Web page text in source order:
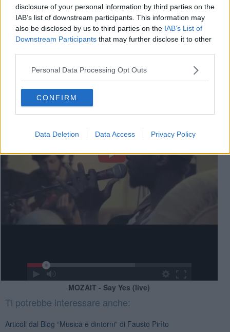
disclosure of your personal information by third parties on the
IAB’s list of downstream participants. This information may
also be disclosed by us to third parties on the IAB’s List of
Downstream Participants that may further disclose it to other
Personal Data Processing Opt Outs
CONFIRM
Data Deletion Data Access Privacy Policy
MOZAIT - Come With Me (live)
MOZAIT - Say Yes (live)
Ti potrebbe interessare anche:
Articoli dal Blog “Musica e dintorni” di Fausto Pirìto